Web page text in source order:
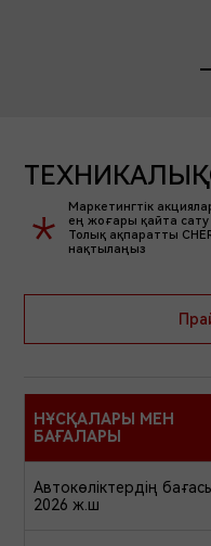
ТЕХНИКАЛЫҚ
НҰСҚАЛАРЫ МЕН
БАҒАЛАРЫ
Автокөліктердің
2026 ж.ш